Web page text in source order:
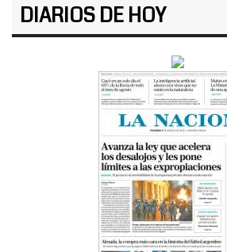
DIARIOS DE HOY